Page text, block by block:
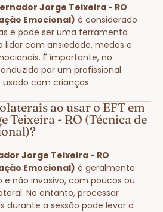
Jorge Teixeira - RO
Emocional) é considerado
e pode ser uma ferramenta
lidar com ansiedade, medos e
É importante, no
por um profissional
com crianças.
ao usar o EFT em
Teixeira - RO (Técnica de
Jorge Teixeira - RO
Emocional) é geralmente
e não invasivo, com poucos ou
No entanto, processar
durante a sessão pode levar a